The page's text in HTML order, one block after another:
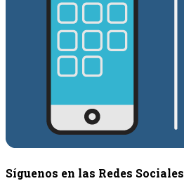
Síguenos en las Redes Sociales